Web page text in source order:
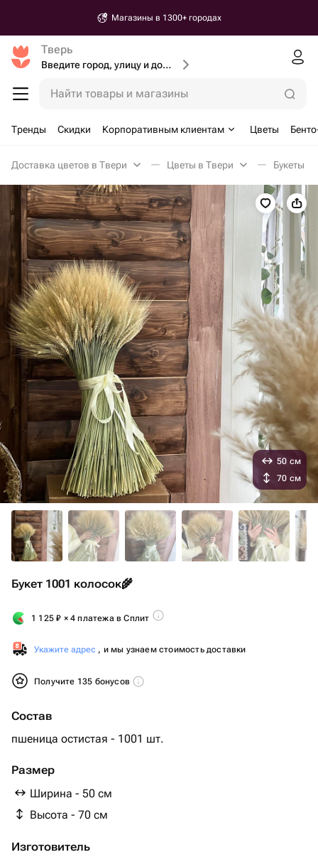
Магазины в 1300+ городах
Тверь
Введите город, улицу и дом доставки
Найти товары и магазины
Тренды Скидки Корпоративным клиентам Цветы
Доставка цветов в Твери Цветы в Твери Букеты
Букет 1001 колосок🌾
1 125₽ × 4 платежа в Сплит
Укажите адрес , и мы узнаем стоимость доставки
Получите 135 бонусов
Состав
пшеница остистая - 1001 шт.
Размер
Ширина - 50 см
Высота - 70 см
Изготовитель
50 см
70 см